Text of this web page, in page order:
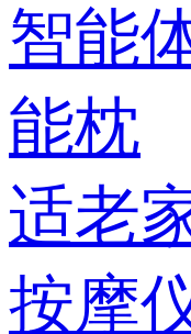
智能
能枕
适老
按摩